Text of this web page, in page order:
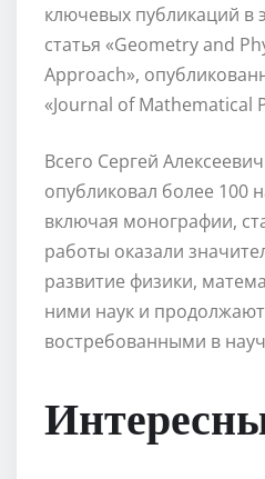
ключевых публикаций в
статья «Geometry and
Approach»,
«Journal of Mathematical
Всего Сергей
опубликовал более 100
включая монографии,
работы оказали
развитие физики,
ними наук и
востребованными в